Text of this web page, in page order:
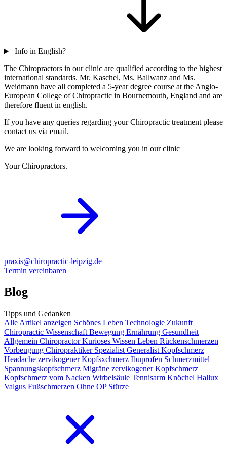
Info in English?
The Chiropractors in our clinic are qualified according to the highest
international standards. Mr. Kaschel, Ms. Ballwanz and Ms.
Weidmann have all completed a 5-year degree course at the Anglo-
European College of Chiropractic in Bournemouth, England and are
therefore fluent in english.
If you have any queries regarding your Chiropractic treatment please
contact us via email.
We are looking forward to welcoming you in our clinic
Your Chiropractors.
praxis@chiropractic-leipzig.de
Termin vereinbaren
Blog
Tipps und Gedanken
Alle Artikel anzeigen Schönes Leben Technologie Zukunft
Chiropractic Wissenschaft Bewegung Ernährung Gesundheit
Allgemein ChiropractorKurioses Wissen Leben Rückenschmerzen
Vorbeugung Chiropraktiker Spezialist Generalist Kopfschmerz
Headache zervikogener Kopfsxchmerz Ibuprofen Schmerzmittel
Spannungskopfschmerz Migräne zervikogener Kopfschmerz
Kopfschmerz vom Nacken Wirbelsäule Tennisarm Knöchel Hallux
Valgus Fußschmerzen Ohne OP Stürze